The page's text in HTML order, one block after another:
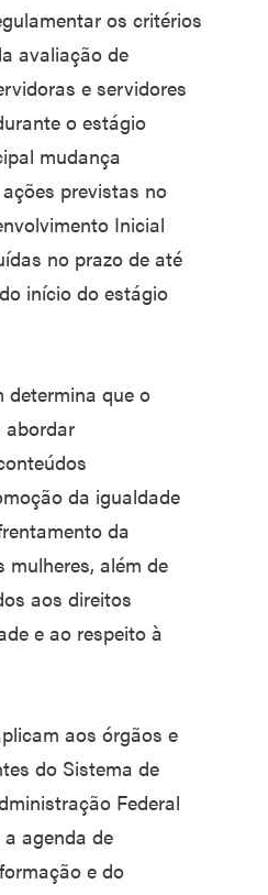
os critérios
avaliação de
e servidores
o estágio
mudança
previstas no
Inicial
no prazo de até
início do estágio
determina que o
abordar
da igualdade
da
além de
aos direitos
e ao respeito à
aos órgãos e
do Sistema de
Federal
agenda de
e do